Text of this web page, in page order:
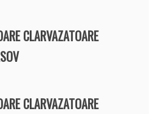
CLARVAZATOARE
CLARVAZATOARE